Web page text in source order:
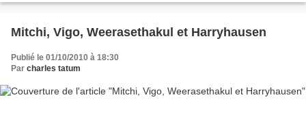
Mitchi, Vigo, Weerasethakul et Harryhausen
Publié le 01/10/2010 à 18:30
Par charles tatum